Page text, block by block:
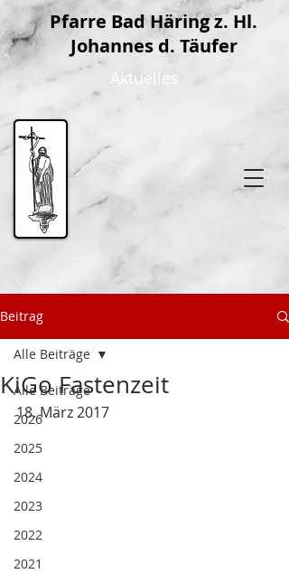
Pfarre Bad Häring z. Hl.
Johannes d. Täufer
Aktuelles
Beitrag
Alle Beiträge
2026
2025
2024
2023
2022
2021
Alle Beiträge
KiGo Fastenzeit
18. März 2017